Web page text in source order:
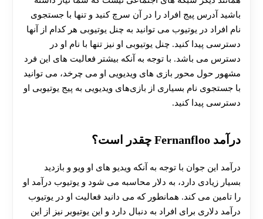
باشید آدرس پیج افراد را در آن سرچ کنید و تنها با جستجوی
نام افراد در یوتیوب می توانید به چنل یوتیوبی هر کدام از آنها
دسترسی پیدا کنید. چنل یوتیوبی او نیز تنها با نام او در
دسترس می باشد. با توجه به آنکه بیشتر فعالیت‌ های این فرد
مشهور حول محور بازی های ویدیویی او می چرخد، می توانید
با جستجوی نام بسیاری از بازی‌های ویدیویی به پیج یوتیوبی او
دسترسی پیدا کنید.
درآمد Fernanfloo چقدر است؟
درآمد این جوان با توجه به آنکه ویدیو های او ویو و بازدید
بسیار زیادی دارد، به دلار محاسبه می‌ شود و یوتیوب درآمد او
را تامین می‌ کند. همانطور که می‌ دانید فعالیت او در یوتیوب
درآمد دلاری برای افراد به دنبال دارد و این یوتیوبر نیز از این